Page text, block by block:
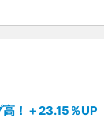
！＋23.15％UP